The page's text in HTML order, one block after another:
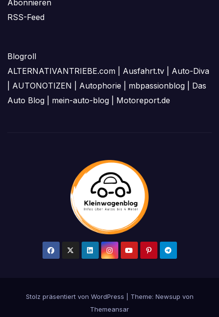
Abonnieren
RSS-Feed
Blogroll
ALTERNATIVANTRIEBE.com
Ausfahrt.tv
Auto-Diva
AUTONOTIZEN Autophorie mbpassionblog
Das
Auto Blog
mein-auto-blog Motoreport.de
Stolz präsentiert von WordPress
Theme: Newsup von
Themeansar